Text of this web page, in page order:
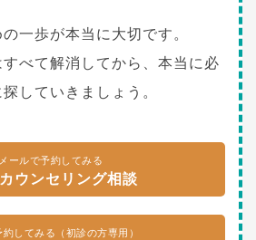
一歩が本当に大切です。
べて解消してから、本当に必
していきましょう。
メールで予約してみる
ウンセリング相談
約してみる（初診の方専用）